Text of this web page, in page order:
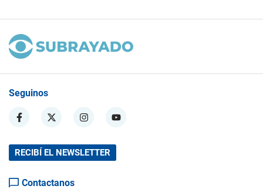
Seguinos
RECIBÍ EL NEWSLETTER
Contactanos